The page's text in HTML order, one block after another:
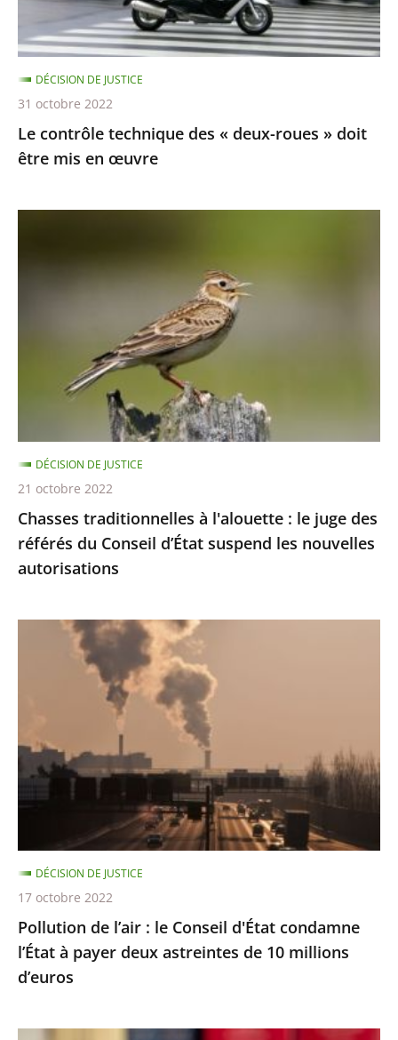
doit
être
mis
en
œuvre
Le contrôle technique des « deux-roues » doit
être mis en œuvre
DÉCISION DE JUSTICE
31 octobre 2022
du
Conseil
d’État
suspend
les
nouvelles
Chasses traditionnelles à l'alouette : le juge des
référés du Conseil d’État suspend les nouvelles
autorisations
DÉCISION DE JUSTICE
21 octobre 2022
Pollution
Conseil
d'État
condamne
à
payer
deux
astreintes
de
10
d’euros
Pollution de l’air : le Conseil d'État condamne
l’État à payer deux astreintes de 10 millions
d’euros
DÉCISION DE JUSTICE
17 octobre 2022